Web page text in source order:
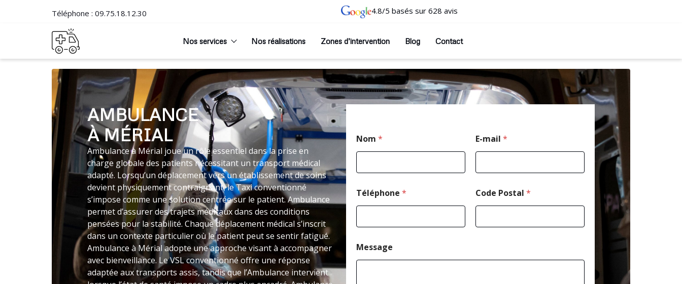
Téléphone : 09.75.18.12.30 4.8/5 basés sur 628 avis
Nos services Nos réalisations Zones d’intervention Blog Contact
AMBULANCE
À MÉRIAL
Ambulance à Mérial joue un rôle essentiel dans la prise en
charge globale des patients nécessitant un transport médical
adapté. Lorsqu’un déplacement vers un établissement de soins
devient physiquement contraignant, le Taxi conventionné
s’impose comme une solution centrée sur le patient. Ambulance
permet d’assurer des trajets médicaux dans des conditions
pensées pour la stabilité. Chaque déplacement médical s’inscrit
dans un contexte particulier où le patient peut se sentir fatigué.
Ambulance à Mérial adopte une approche visant à accompagner
avec bienveillance. Le VSL conventionné offre une réponse
adaptée aux transports assis, tandis que l’Ambulance intervient
Nom * E-mail *
Téléphone * Code Postal *
Message